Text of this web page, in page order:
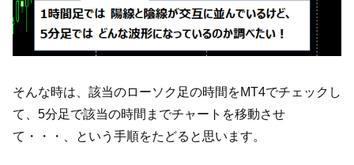
そんな時は、該当のローソク足の時間をMT4でチェックし
て、5分足で該当の時間までチャートを移動させ
て・・・、という手順をたどると思います。